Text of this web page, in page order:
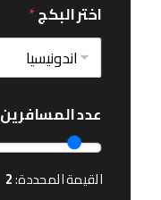
اختر البكج*
عدد المسافرين
القيمة المحددة:2